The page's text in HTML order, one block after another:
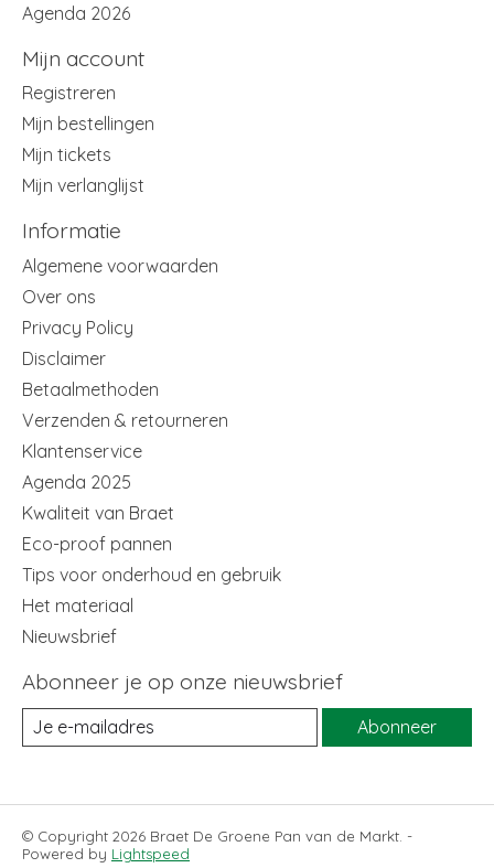
Agenda 2026
Mijn account
Registreren
Mijn bestellingen
Mijn tickets
Mijn verlanglijst
Informatie
Algemene voorwaarden
Over ons
Privacy Policy
Disclaimer
Betaalmethoden
Verzenden & retourneren
Klantenservice
Agenda 2025
Kwaliteit van Braet
Eco-proof pannen
Tips voor onderhoud en gebruik
Het materiaal
Nieuwsbrief
Abonneer je op onze nieuwsbrief
Abonneer
© Copyright 2026 Braet De Groene Pan van de Markt. -
Powered by Lightspeed